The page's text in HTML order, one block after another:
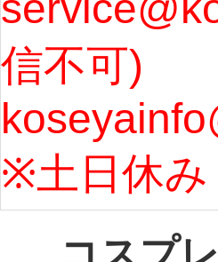
信不可)
※土日休み